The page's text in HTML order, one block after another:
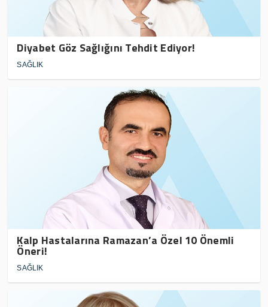
Diyabet Göz Sağlığını Tehdit Ediyor!
SAĞLIK
Kalp Hastalarına Ramazan’a Özel 10 Önemli
Öneri!
SAĞLIK